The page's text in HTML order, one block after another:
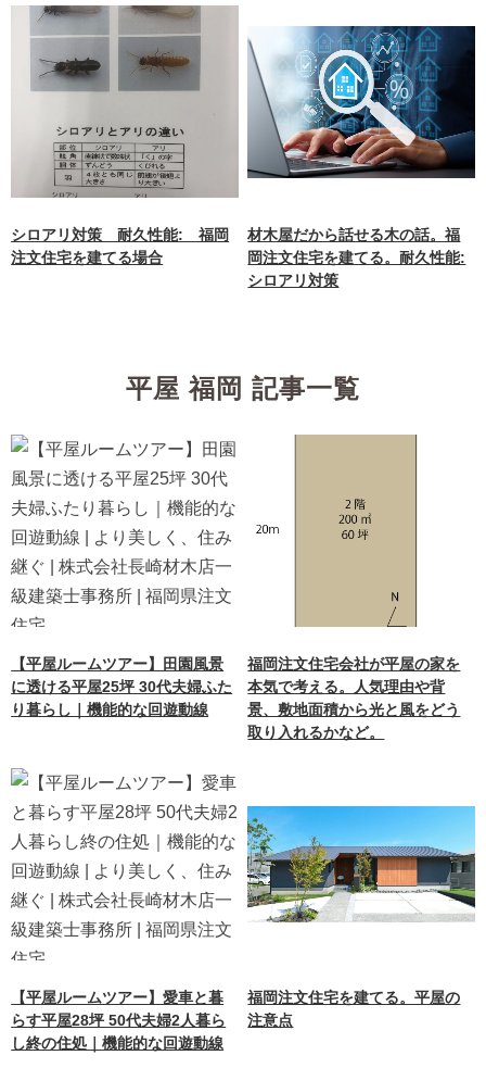
シロアリ対策 耐久性能: 福岡
注文住宅を建てる場合
材木屋だから話せる木の話。福
岡注文住宅を建てる。耐久性能:
シロアリ対策
平屋 福岡 記事一覧
【平屋ルームツアー】田園風景
に透ける平屋25坪 30代夫婦ふた
り暮らし｜機能的な回遊動線
福岡注文住宅会社が平屋の家を
本気で考える。人気理由や背
景、敷地面積から光と風をどう
取り入れるかなど。
【平屋ルームツアー】愛車と暮
らす平屋28坪 50代夫婦2人暮ら
し終の住処｜機能的な回遊動線
福岡注文住宅を建てる。平屋の
注意点